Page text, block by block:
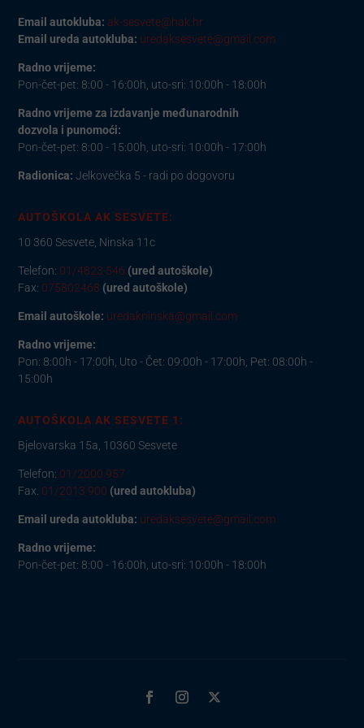
Email autokluba: ak-sesvete@hak.hr
Email ureda autokluba: uredaksesvete@gmail.com
Radno vrijeme:
Pon-čet-pet: 8:00 - 16:00h, uto-sri: 10:00h - 18:00h
Radno vrijeme za izdavanje međunarodnih
dozvola i punomoći:
Pon-čet-pet: 8:00 - 15:00h, uto-sri: 10:00h - 17:00h
Radionica:Jelkovečka 5 - radi po dogovoru
AUTOŠKOLA AK SESVETE:
10 360 Sesvete, Ninska 11c
Telefon: 01/4823 546 (ured autoškole)
Fax: 075802468 (ured autoškole)
Email autoškole: uredakninska@gmail.com
Radno vrijeme:
Pon: 8:00h - 17:00h, Uto - Čet: 09:00h - 17:00h, Pet: 08:00h -
15:00h
AUTOŠKOLA AK SESVETE 1:
Bjelovarska 15a, 10360 Sesvete
Telefon: 01/2000 957
Fax. 01/2013 900 (ured autokluba)
Email ureda autokluba: uredaksesvete@gmail.com
Radno vrijeme:
Pon-čet-pet: 8:00 - 16:00h, uto-sri: 10:00h - 18:00h